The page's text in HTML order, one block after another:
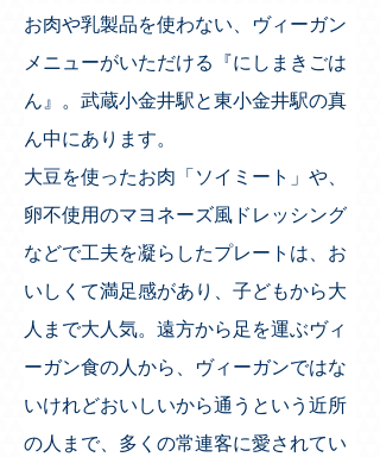
お肉や乳製品を使わない、ヴィーガン
メニューがいただける
『にしまきごは
ん』
。 武蔵小金井駅と東小金井駅の真
ん中にあります。
大豆を使ったお肉「ソイミート」や、
卵不使用のマヨネーズ風ドレッシング
などで工夫を凝らしたプレートは、お
いしくて満足感があり、子どもから大
人まで大人気。遠方から足を運ぶヴィ
ーガン食の人から、ヴィーガンではな
いけれどおいしいから通うという近所
の人まで、多くの常連客に愛されてい